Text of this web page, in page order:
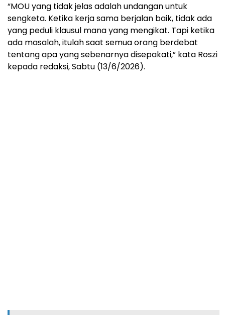
“MOU yang tidak jelas adalah undangan untuk
sengketa. Ketika kerja sama berjalan baik, tidak ada
yang peduli klausul mana yang mengikat. Tapi ketika
ada masalah, itulah saat semua orang berdebat
tentang apa yang sebenarnya disepakati,” kata Roszi
kepada redaksi, Sabtu (13/6/2026).